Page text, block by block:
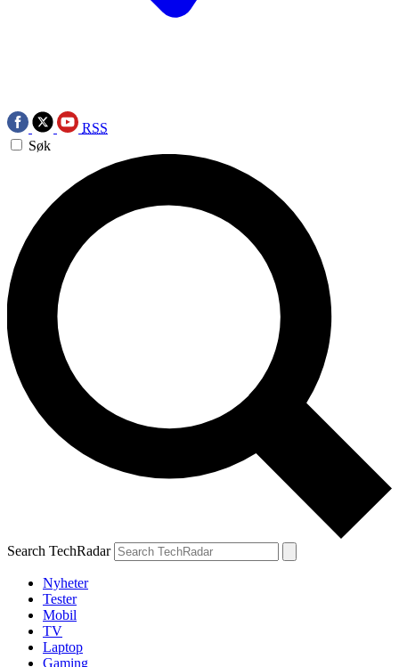
RSS
Søk
Search TechRadar
Nyheter
Tester
Mobil
TV
Laptop
Gaming